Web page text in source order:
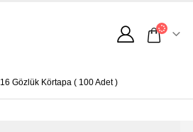
16 Gözlük Körtapa ( 100 Adet )